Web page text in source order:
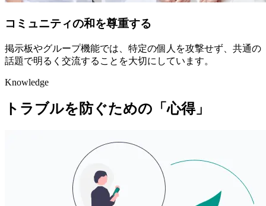
コミュニティの和を尊重する
掲示板やグループ機能では、特定の個人を攻撃せず、共通の
話題で明るく交流することを大切にしています。
Knowledge
トラブルを防ぐための「心得」